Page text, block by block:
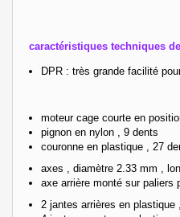
caractéristiques techniques
DPR : très grande facilité
moteur cage courte en
pignon en nylon , 9 dents
couronne en plastique , 27
axes , diamètre 2.33 mm ,
axe arrière monté sur paliers
2 jantes arrières en